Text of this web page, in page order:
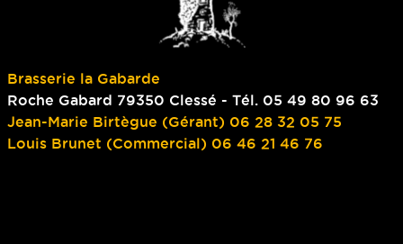
Brasserie la Gabarde
Roche Gabard 79350 Clessé - Tél. 05 49 80 96 63
Jean-Marie Birtègue (Gérant) 06 28 32 05 75
Louis Brunet (Commercial) 06 46 21 46 76